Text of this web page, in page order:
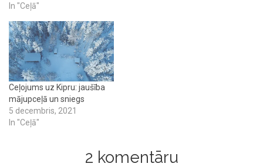
In "Ceļā"
Ceļojums uz Kipru: jaušība
mājupceļā un sniegs
5 decembris, 2021
In "Ceļā"
2 komentāru